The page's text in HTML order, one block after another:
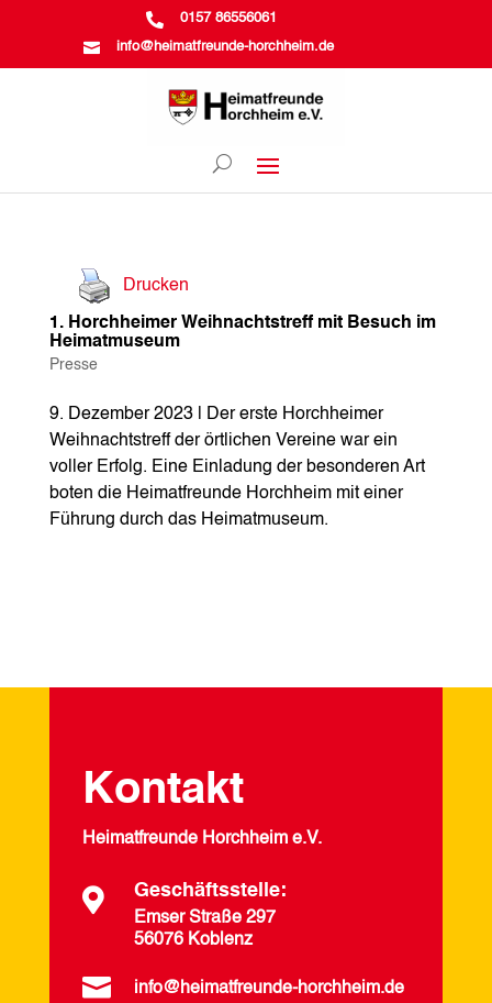
 0157 86556061
 info@heimatfreunde-horchheim.de
Drucken
1. Horchheimer Weihnachtstreff mit Besuch im
Heimatmuseum
Presse
9. Dezember 2023 | Der erste Horchheimer
Weihnachtstreff der örtlichen Vereine war ein
voller Erfolg. Eine Einladung der besonderen Art
boten die Heimatfreunde Horchheim mit einer
Führung durch das Heimatmuseum.
Kontakt
Heimatfreunde Horchheim e.V.
 Geschäftsstelle:
Emser Straße 297
56076 Koblenz
 info@heimatfreunde-horchheim.de